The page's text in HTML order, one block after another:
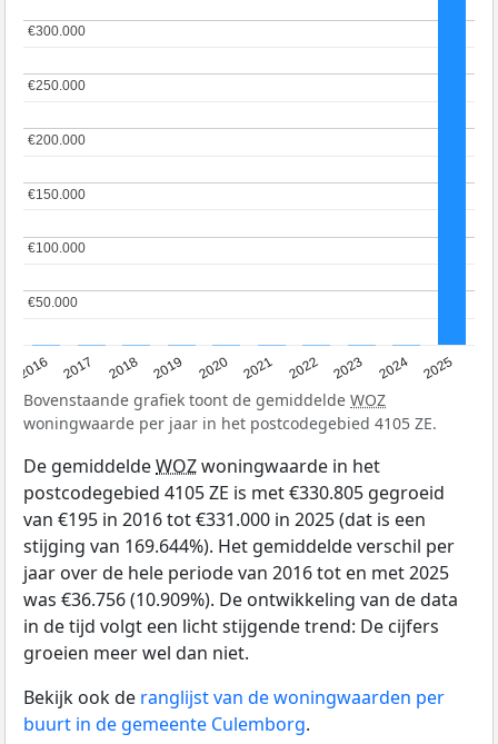
2016 2017 2018 2019 2020 2021 2022 2023 2024 2025
€50.000
€50.000
€100.000
€100.000
€150.000
€150.000
€200.000
€200.000
€250.000
€250.000
€300.000
€300.000
Bovenstaande grafiek toont de gemiddelde WOZ
woningwaarde per jaar in het postcodegebied 4105 ZE.
De gemiddeldeWOZwoningwaarde in het
postcodegebied 4105 ZE is met €330.805 gegroeid
van €195 in 2016 tot €331.000 in 2025 (dat is een
stijging van 169.644%). Het gemiddelde verschil per
jaar over de hele periode van 2016 tot en met 2025
was €36.756 (10.909%). De ontwikkeling van de data
in de tijd volgt een licht stijgende trend: De cijfers
groeien meer wel dan niet.
Bekijk ook de ranglijst van de woningwaarden per
buurt in de gemeente Culemborg.